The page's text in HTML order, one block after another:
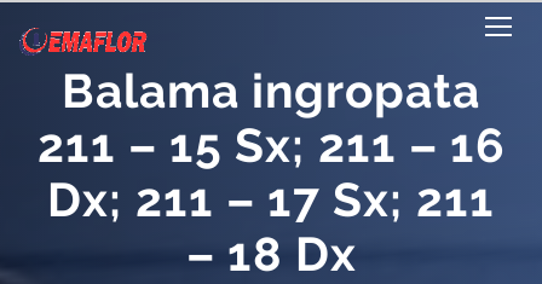
Balama ingropata
211 – 15 Sx; 211 – 16
Dx; 211 – 17 Sx; 211
– 18 Dx